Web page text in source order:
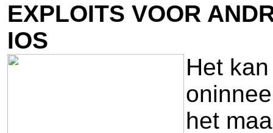
EXPLOITS VOOR
IOS
Het
het